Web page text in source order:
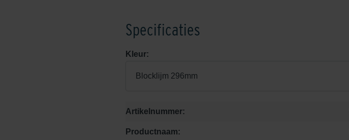
Specificaties
Kleur:
Blocklijm 296mm
Artikelnummer:
Productnaam: